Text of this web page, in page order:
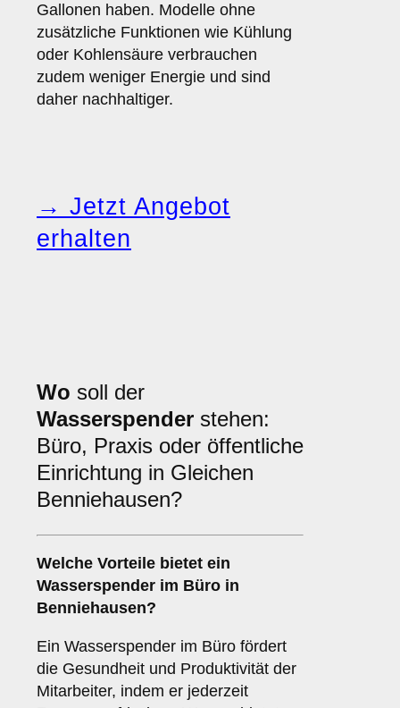
Gallonen haben. Modelle ohne
zusätzliche Funktionen wie Kühlung
oder Kohlensäure verbrauchen
zudem weniger Energie und sind
daher nachhaltiger.
→ Jetzt Angebot
erhalten
Wo soll der
Wasserspender stehen:
Büro, Praxis oder öffentliche
Einrichtung in Gleichen
Benniehausen?
Welche Vorteile bietet ein
Wasserspender im Büro in
Benniehausen?
Ein Wasserspender im Büro fördert
die Gesundheit und Produktivität der
Mitarbeiter, indem er jederzeit